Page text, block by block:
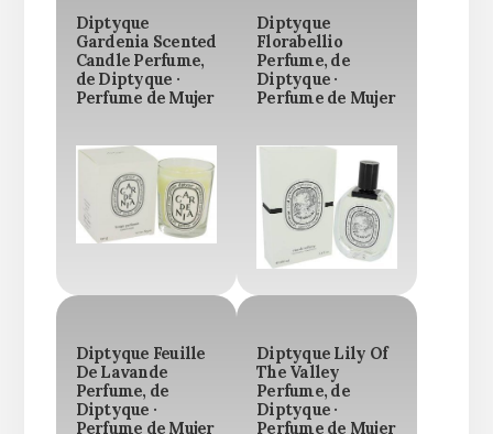
Diptyque
Gardenia Scented
Candle Perfume,
de Diptyque ·
Perfume de Mujer
Diptyque
Florabellio
Perfume, de
Diptyque ·
Perfume de Mujer
Diptyque Feuille
De Lavande
Perfume, de
Diptyque ·
Perfume de Mujer
Diptyque Lily Of
The Valley
Perfume, de
Diptyque ·
Perfume de Mujer